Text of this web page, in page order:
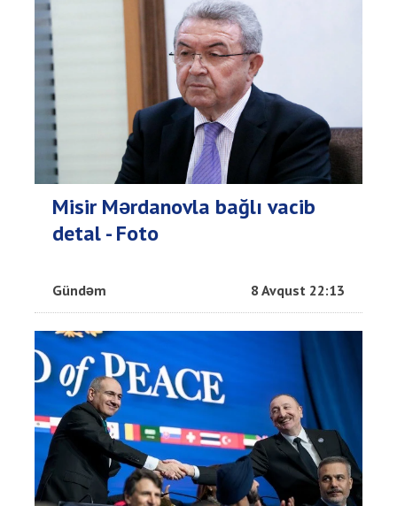
Misir Mərdanovla bağlı vacib
detal - Foto
Gündəm 8 Avqust 22:13